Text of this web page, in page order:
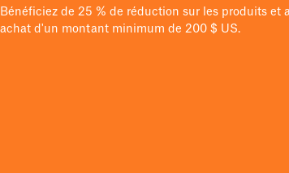
Bénéficiez de 25 % de réduction sur les produits et
achat d'un montant minimum de 200 $ US.